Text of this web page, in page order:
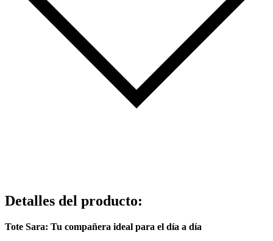
Detalles del producto:
Tote Sara: Tu compañera ideal para el día a día